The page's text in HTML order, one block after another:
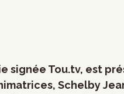
signée Tou.tv, est
Schelby